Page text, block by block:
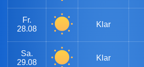
Fr.
28.08
Klar
Sa.
29.08
Klar